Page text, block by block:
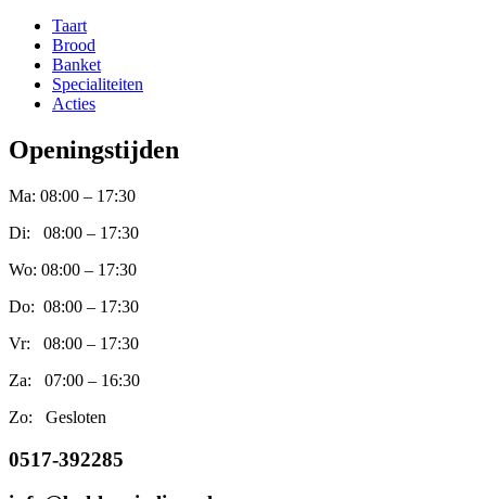
Taart
Brood
Banket
Specialiteiten
Acties
Openingstijden
Ma: 08:00 – 17:30
Di: 08:00 – 17:30
Wo: 08:00 – 17:30
Do: 08:00 – 17:30
Vr: 08:00 – 17:30
Za: 07:00 – 16:30
Zo: Gesloten
0517-392285